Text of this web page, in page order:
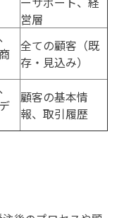
営層
全ての顧客（既
存・見込み）
顧客の基本情
報、取引履歴